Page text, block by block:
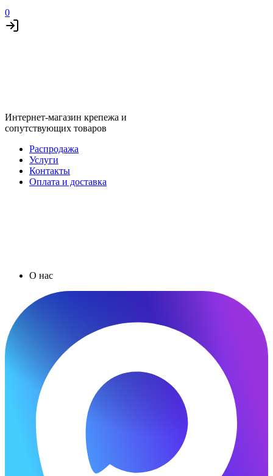
0
Интернет-магазин крепежа и
сопутствующих товаров
Распродажа
Услуги
Контакты
Оплата и доставка
О нас